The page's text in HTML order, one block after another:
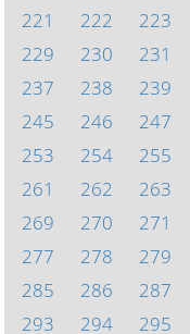
221
222 223
229
230 231
237
238 239
245
246 247
253
254 255
261
262 263
269
270 271
277
278 279
285
286 287
293
294 295